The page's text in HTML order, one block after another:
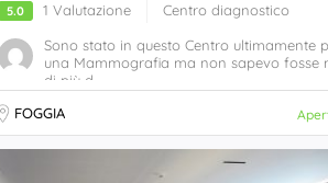
5.0 1 Valutazione
Centro diagnostico
Sono stato in questo Centro ultimamente
una Mammografia ma non sapevo fosse
di più d...
FOGGIA